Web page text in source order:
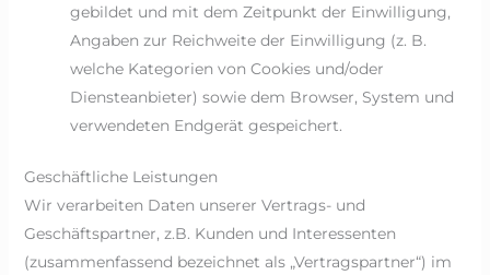
gebildet und mit dem Zeitpunkt der Einwilligung,
Angaben zur Reichweite der Einwilligung (z. B.
welche Kategorien von Cookies und/oder
Diensteanbieter) sowie dem Browser, System und
verwendeten Endgerät gespeichert.
Geschäftliche Leistungen
Wir verarbeiten Daten unserer Vertrags- und
Geschäftspartner, z.B. Kunden und Interessenten
(zusammenfassend bezeichnet als „Vertragspartner“) im